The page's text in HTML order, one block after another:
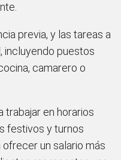
previa, y las tareas a
incluyendo puestos
camarero o
trabajar en horarios
festivos y turnos
un salario más